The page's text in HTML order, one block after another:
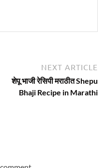
NEXT ARTICLE
शेपू भाजी रेसिपी मराठीत Shepu
Bhaji Recipe in Marathi